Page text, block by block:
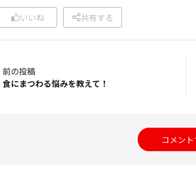
いいね 共有する
前の投稿
食にまつわる悩みを教えて！
コメント